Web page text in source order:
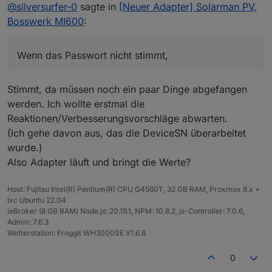
solarmanpv.0
solarmanpv.0
solarmanpv.0
2022-06-28 13:12:36.247 info
solarmanpv.0
solarmanpv.0
solarmanpv.0
starting. Version
solarmanpv.0
2022-06-28 13:12:36.680	info
solarmanpv.0
2022-06-28 13:12:36.678	info
solarmanpv.0
2022-06-28 13:12:36.676	info
solarmanpv.0
2022-06-28 13:12:36.674	info
2022-06-28 13:12:36.672	info
solarmanpv.0
2022-06-28 13:12:36.668	info
@silversurfer-0 sagte in [Neuer Adapter] Solarman PV,
Bosswerk MI600:
Wenn das Passwort nicht stimmt,
Stimmt, da müssen noch ein paar Dinge abgefangen
werden. Ich wollte erstmal die
Reaktionen/Verbesserungsvorschläge abwarten.
(Ich gehe davon aus, das die DeviceSN überarbeitet
wurde.)
Also Adapter läuft und bringt die Werte?
Host: Fujitsu Intel(R) Pentium(R) CPU G4560T, 32 GB RAM, Proxmox 8.x +
lxc Ubuntu 22.04
ioBroker (8 GB RAM) Node.js: 20.19.1, NPM: 10.8.2, js-Controller: 7.0.6,
Admin: 7.6.3
Wetterstation: Froggit WH3000SE V1.6.6
0